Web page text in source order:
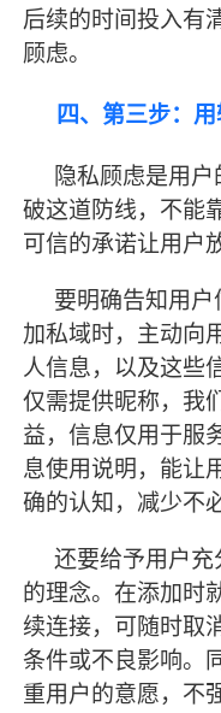
后续的时间投入有
顾虑。
四、第三步：
隐私顾虑是用户
破这道防线，不能
可信的承诺让用户
要明确告知用
加私域时，主动向
人信息，以及这些
仅需提供昵称，我
益，信息仅用于服
息使用说明，能让
确的认知，减少不
还要给予用户
的理念。在添加时
续连接，可随时取
条件或不良影响。
重用户的意愿，不